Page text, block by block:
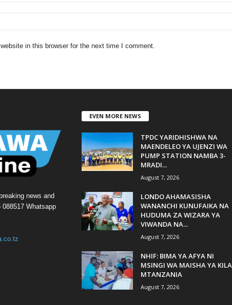
in this browser for the next time I comment.
news and
Whatsapp
EVEN MORE NEWS
TPDC YARIDHISHWA NA
MAENDELEO YA UJENZI WA
PUMP STATION NAMBA 3-
MRADI...
August 7, 2026
LONDO AHAMASISHA
WANANCHI KUNUFAIKA NA
HUDUMA ZA WIZARA YA
VIWANDA NA...
August 7, 2026
NHIF: BIMA YA AFYA NI
MSINGI WA MAISHA YA KILA
MTANZANIA
August 7, 2026